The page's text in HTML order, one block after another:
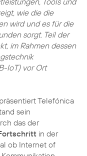
wie die die
wird und es für die
sorgt. Teil der
im Rahmen dessen
IoT) vor Ort
präsentiert Telefónica
sein
das der
in der
ob Internet of